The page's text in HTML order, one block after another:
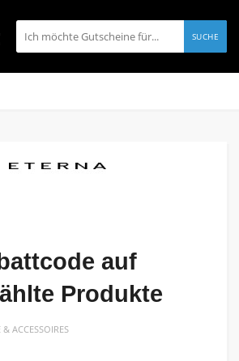
SUCHE
auf
Produkte
ACCESSOIRES